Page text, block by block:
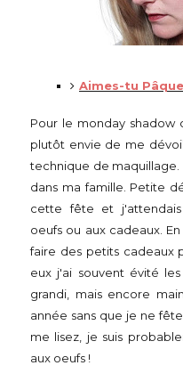
Aimes-tu
Pour le monday shadow
plutôt envie de me
technique de
dans ma famille. Petite
cette fête et
oeufs ou aux cadeaux.
faire des petits cadeaux
eux j'ai souvent évité
grandi, mais encore
année sans que je ne
me lisez, je suis
aux oeufs !